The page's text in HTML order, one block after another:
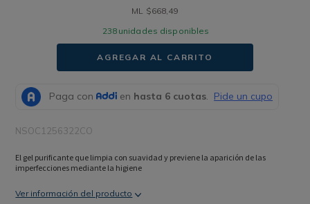
ML $668 49
238 unidades disponibles
AGREGAR AL CARRITO
NSOC1256322CO
El gel purificante que limpia con suavidad y previene la aparición de las
imperfecciones mediante la higiene
Ver información del producto